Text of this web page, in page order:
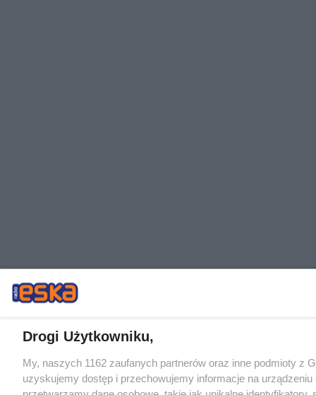
Drogi Użytkowniku,
My, naszych 1162 zaufanych partnerów oraz inne podmioty z
uzyskujemy dostęp i przechowujemy informacje na urządzeniu